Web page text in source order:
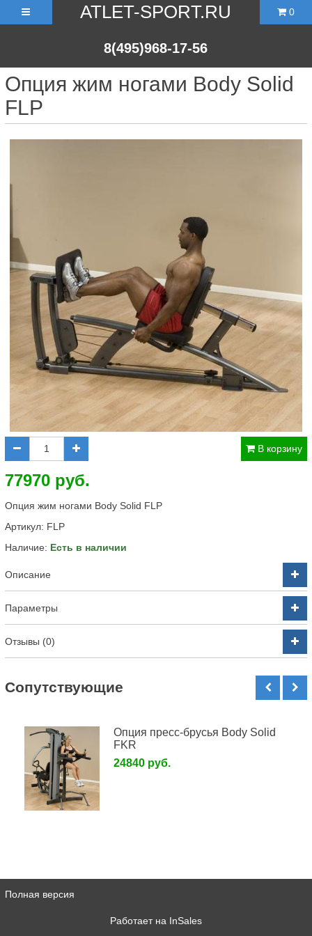
ATLET-SPORT.RU
8(495)968-17-56
0
Опция жим ногами Body Solid
FLP
В корзину
77970 руб.
Опция жим ногами Body Solid FLP
Артикул: FLP
Наличие: Есть в наличии
Описание
Параметры
Отзывы (0)
Cопутствующие
Опция пресс-брусья Body Solid
FKR
24840 руб.
Полная версия
Работает на InSales